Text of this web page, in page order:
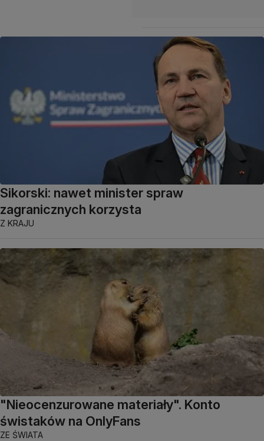
Sikorski: nawet minister spraw
zagranicznych korzysta
Z KRAJU
"Nieocenzurowane materiały". Konto
świstaków na OnlyFans
ZE ŚWIATA